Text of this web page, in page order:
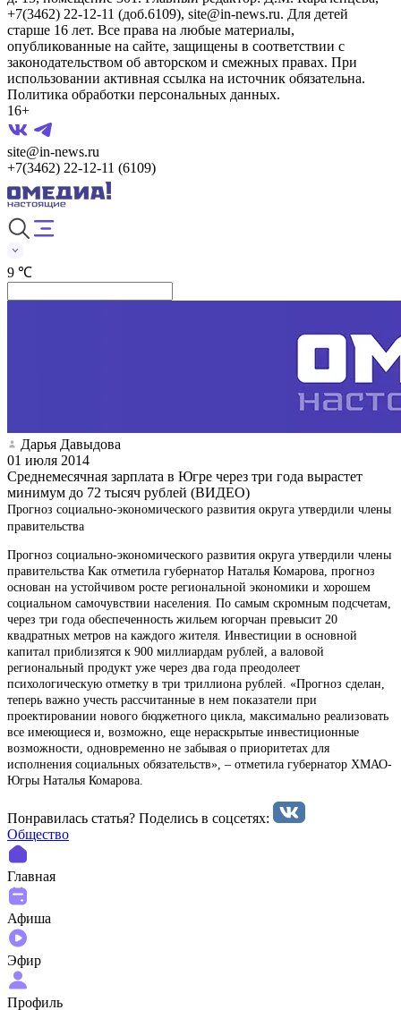
+7(3462) 22-12-11 (доб.6109), site@in-news.ru. Для детей
старше 16 лет. Все права на любые материалы,
опубликованные на сайте, защищены в соответствии с
законодательством об авторском и смежных правах. При
использовании активная ссылка на источник обязательна.
Политика обработки персональных данных.
16+
site@in-news.ru
+7(3462) 22-12-11 (6109)
9 ℃
Дарья Давыдова
01 июля 2014
Среднемесячная зарплата в Югре через три года вырастет
минимум до 72 тысяч рублей (ВИДЕО)
Прогноз социально-экономического развития округа утвердили члены
правительства
Прогноз социально-экономического развития округа утвердили члены
правительства Как отметила губернатор Наталья Комарова, прогноз
основан на устойчивом росте региональной экономики и хорошем
социальном самочувствии населения. По самым скромным подсчетам,
через три года обеспеченность жильем югорчан превысит 20
квадратных метров на каждого жителя. Инвестиции в основной
капитал приблизятся к 900 миллиардам рублей, а валовой
региональный продукт уже через два года преодолеет
психологическую отметку в три триллиона рублей. «Прогноз сделан,
теперь важно учесть рассчитанные в нем показатели при
проектировании нового бюджетного цикла, максимально реализовать
все имеющиеся и, возможно, еще нераскрытые инвестиционные
возможности, одновременно не забывая о приоритетах для
исполнения социальных обязательств», – отметила губернатор ХМАО-
Югры Наталья Комарова.
Понравилась статья? Поделиcь в соцсетях:
Общество
Главная
Афиша
Эфир
Профиль